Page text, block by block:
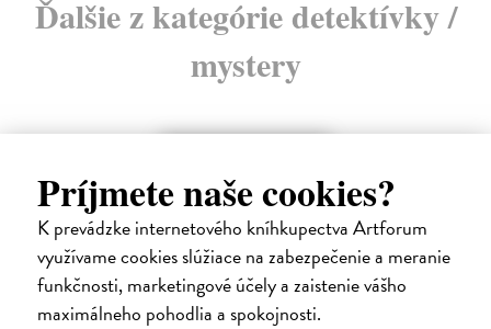
Príjmete naše cookies?
K prevádzke internetového kníhkupectva Artforum
využívame cookies slúžiace na zabezpečenie a meranie
funkčnosti, marketingové účely a zaistenie vášho
maximálneho pohodlia a spokojnosti.
Ďalšie z kategórie detektívky /
mystery